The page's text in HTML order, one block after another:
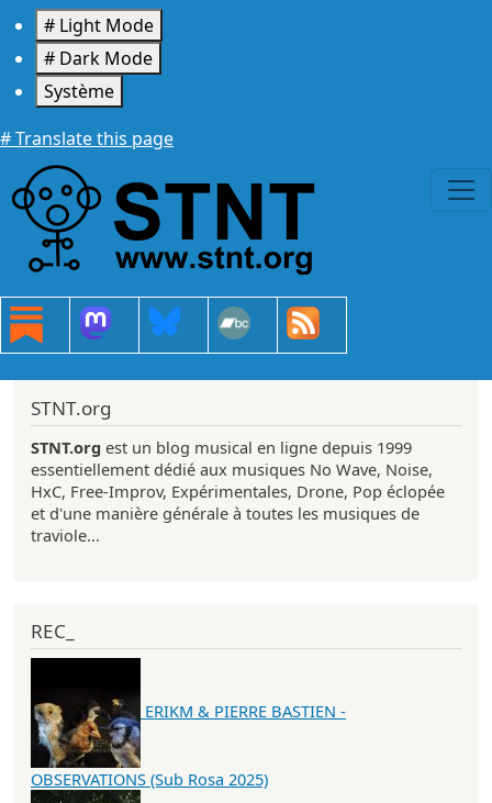
Aller au contenu principal
# Light Mode
# Dark Mode
Système
# Translate this page
STNT.org
STNT.org est un blog musical en ligne depuis 1999
essentiellement dédié aux musiques No Wave, Noise,
HxC, Free-Improv, Expérimentales, Drone, Pop éclopée
et d'une manière générale à toutes les musiques de
traviole...
REC_
ERIKM & PIERRE BASTIEN -
OBSERVATIONS (Sub Rosa 2025)